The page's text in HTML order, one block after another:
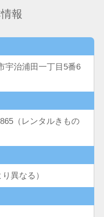
報
治浦田一丁目5番6
865（レンタルきもの
異なる）